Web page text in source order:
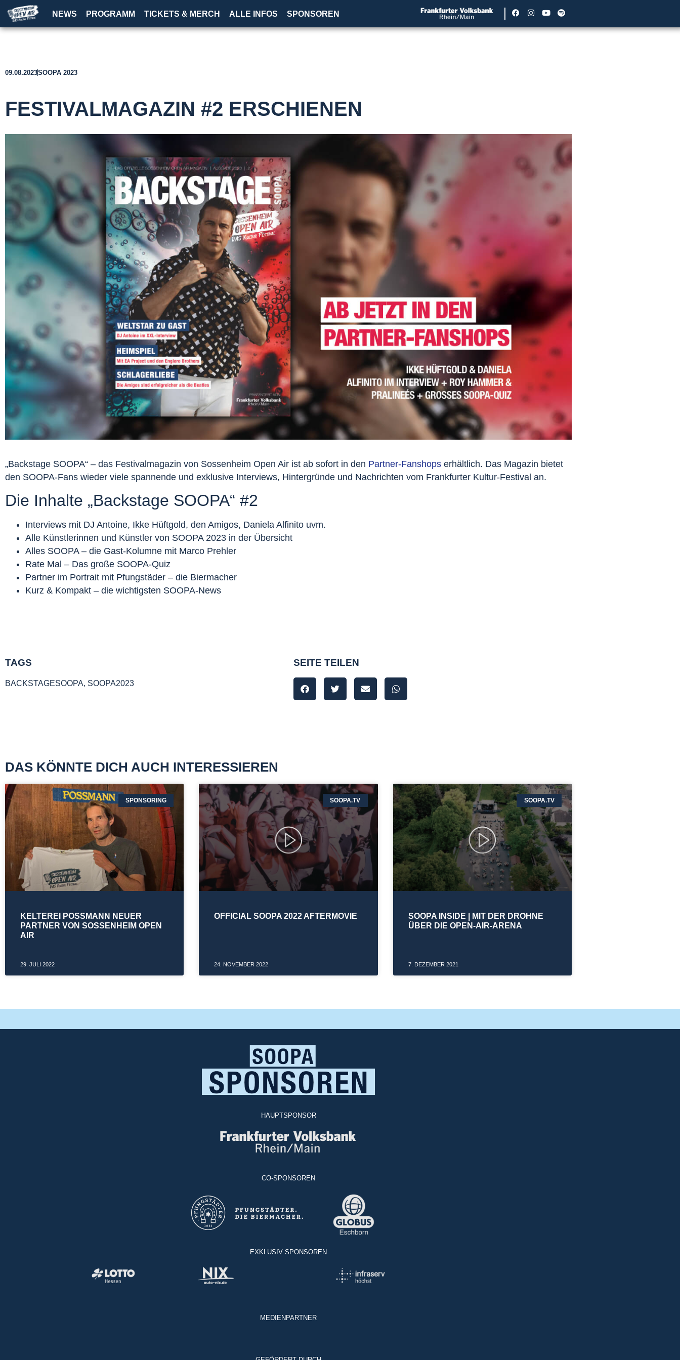
NEWS PROGRAMM TICKETS & MERCH ALLE INFOS SPONSOREN
09.08.2023SOOPA 2023
FESTIVALMAGAZIN #2 ERSCHIENEN
„Backstage SOOPA“ – das Festivalmagazin von Sossenheim Open Air ist ab sofort in den Partner-Fanshops erhältlich. Das Magazin bietet
den SOOPA-Fans wieder viele spannende und exklusive Interviews, Hintergründe und Nachrichten vom Frankfurter Kultur-Festival an.
Die Inhalte „Backstage SOOPA“ #2
Interviews mit DJ Antoine, Ikke Hüftgold, den Amigos, Daniela Alfinito uvm.
Alle Künstlerinnen und Künstler von SOOPA 2023 in der Übersicht
Alles SOOPA – die Gast-Kolumne mit Marco Prehler
Rate Mal – Das große SOOPA-Quiz
Partner im Portrait mit Pfungstäder – die Biermacher
Kurz & Kompakt – die wichtigsten SOOPA-News
TAGS
BACKSTAGESOOPA, SOOPA2023
SEITE TEILEN
DAS KÖNNTE DICH AUCH INTERESSIEREN
SPONSORING
KELTEREI POSSMANN NEUER
PARTNER VON SOSSENHEIM OPEN
AIR
29. JULI 2022
SOOPA.TV
OFFICIAL SOOPA 2022 AFTERMOVIE
24. NOVEMBER 2022
SOOPA.TV
SOOPA INSIDE | MIT DER DROHNE
ÜBER DIE OPEN-AIR-ARENA
7. DEZEMBER 2021
HAUPTSPONSOR
CO-SPONSOREN
EXKLUSIV SPONSOREN
MEDIENPARTNER